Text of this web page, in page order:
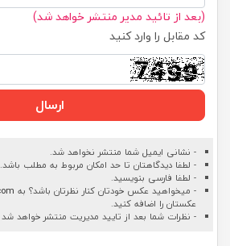
(بعد از تائید مدیر منتشر خواهد شد)
کد مقابل را وارد کنید
ارسال
- نشانی ایمیل شما منتشر نخواهد شد.
- لطفا دیدگاهتان تا حد امکان مربوط به مطلب باشد.
- لطفا فارسی بنویسید.
- میخواهید عکس خودتان کنار نظرتان باشد؟ به
عکستان را اضافه کنید.
- نظرات شما بعد از تایید مدیریت منتشر خواهد شد